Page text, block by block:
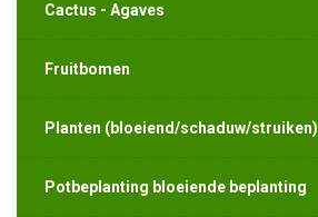
Cactus - Agaves
Fruitbomen
Planten (bloeiend/schaduw/struiken)
Potbeplanting bloeiende beplanting